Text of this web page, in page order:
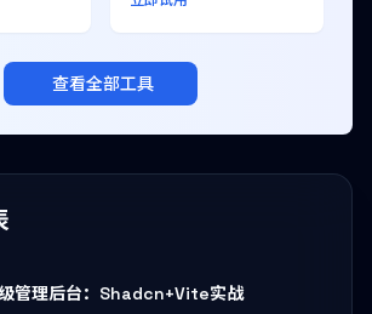
管理后台：Shadcn+Vite实战
查看全部工具